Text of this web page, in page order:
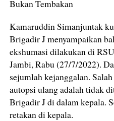
Bukan Tembakan
Kamaruddin Simanjuntak
Brigadir J menyampaikan
ekshumasi dilakukan di
Jambi, Rabu (27/7/2022).
sejumlah kejanggalan.
autopsi ulang adalah tidak
Brigadir J di dalam kepala.
retakan di kepala.